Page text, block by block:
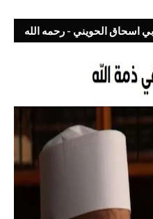
اسحاق الحويني - رحمه الله